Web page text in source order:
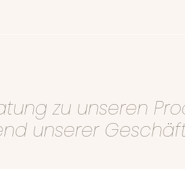
zu unseren
unserer